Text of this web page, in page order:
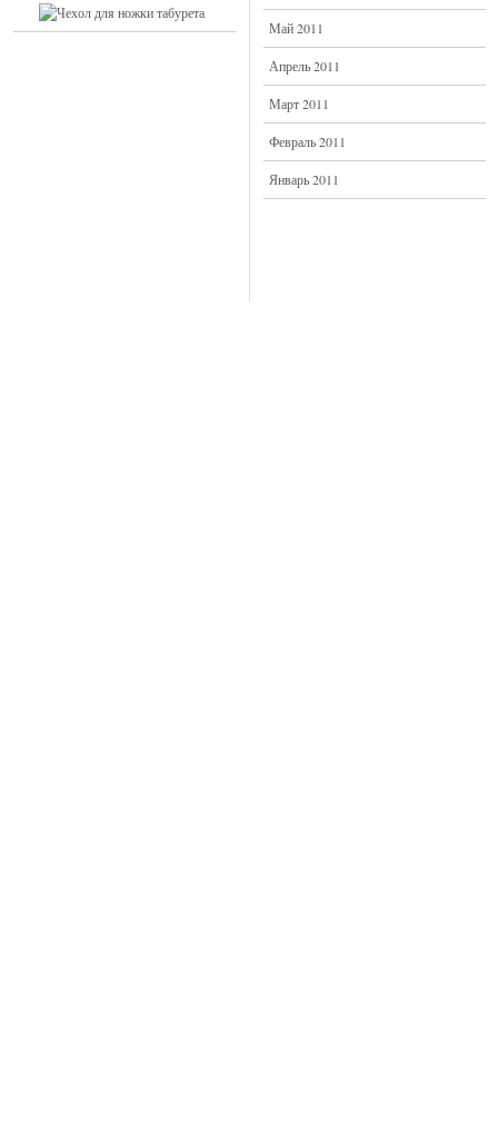
Май 2011
Апрель 2011
Март 2011
Февраль 2011
Январь 2011